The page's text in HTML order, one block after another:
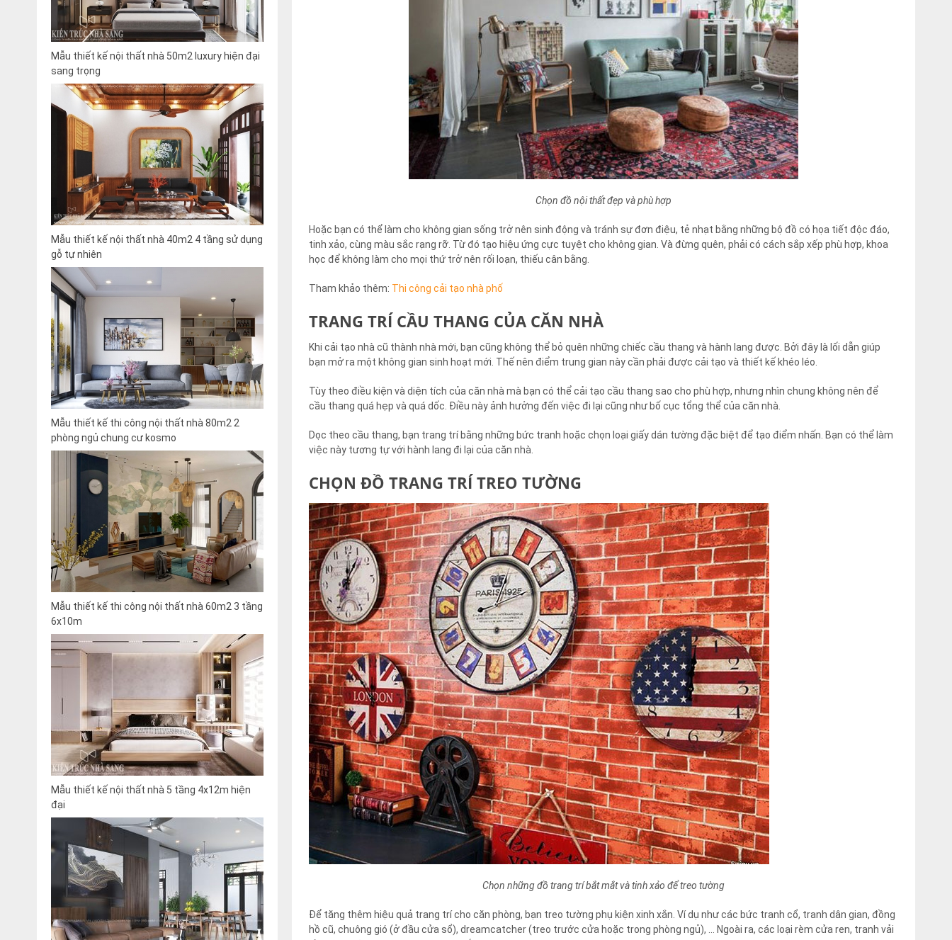
Chọn đồ nội thất đẹp và phù hợp
Hoặc bạn có thể làm cho không gian sống trở nên sinh động và tránh sự đơn điệu, tẻ nhạt bằng những bộ đồ có họa tiết độc đáo,
tinh xảo, cùng màu sắc rạng rỡ. Từ đó tạo hiệu ứng cực tuyệt cho không gian. Và đừng quên, phải có cách sắp xếp phù hợp, khoa
học để không làm cho mọi thứ trở nên rối loạn, thiếu cân bằng.
Tham khảo thêm: Thi công cải tạo nhà phố
TRANG TRÍ CẦU THANG CỦA CĂN NHÀ
Khi cải tạo nhà cũ thành nhà mới, bạn cũng không thể bỏ quên những chiếc cầu thang và hành lang được. Bởi đây là lối dẫn giúp
bạn mở ra một không gian sinh hoạt mới. Thế nên điểm trung gian này cần phải được cải tạo và thiết kế khéo léo.
Tùy theo điều kiện và diện tích của căn nhà mà bạn có thể cải tạo cầu thang sao cho phù hợp, nhưng nhìn chung không nên để
cầu thang quá hẹp và quá dốc. Điều này ảnh hưởng đến việc đi lại cũng như bố cục tổng thể của căn nhà.
Dọc theo cầu thang, bạn trang trí bằng những bức tranh hoặc chọn loại giấy dán tường đặc biệt để tạo điểm nhấn. Bạn có thể làm
việc này tương tự với hành lang đi lại của căn nhà.
CHỌN ĐỒ TRANG TRÍ TREO TƯỜNG
Chọn những đồ trang trí bắt mắt và tinh xảo để treo tường
Để tăng thêm hiệu quả trang trí cho căn phòng, bạn treo tường phụ kiện xinh xắn. Ví dụ như các bức tranh cổ, tranh dân gian, đồng
hồ cũ, chuông gió (ở đầu cửa sổ), dreamcatcher (treo trước cửa hoặc trong phòng ngủ), … Ngoài ra, các loại rèm cửa ren, tranh vải
Mẫu thiết kế nội thất nhà 50m2 luxury hiện đại
sang trọng
Mẫu thiết kế nội thất nhà 40m2 4 tầng sử dụng
gỗ tự nhiên
Mẫu thiết kế thi công nội thất nhà 80m2 2
phòng ngủ chung cư kosmo
Mẫu thiết kế thi công nội thất nhà 60m2 3 tầng
6x10m
Mẫu thiết kế nội thất nhà 5 tầng 4x12m hiện
đại